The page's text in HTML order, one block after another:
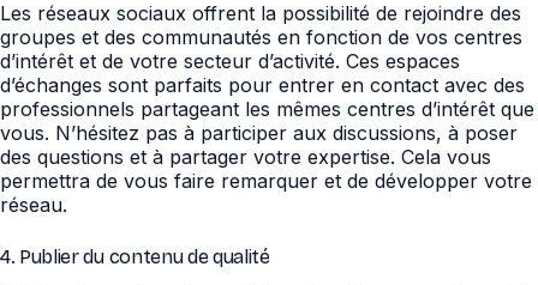
Les réseaux sociaux offrent la possibilité de rejoindre des
groupes et des communautés en fonction de vos centres
d’intérêt et de votre secteur d’activité. Ces espaces
d’échanges sont parfaits pour entrer en contact avec des
professionnels partageant les mêmes centres d’intérêt que
vous. N’hésitez pas à participer aux discussions, à poser
des questions et à partager votre expertise. Cela vous
permettra de vous faire remarquer et de développer votre
réseau.
4. Publier du contenu de qualité